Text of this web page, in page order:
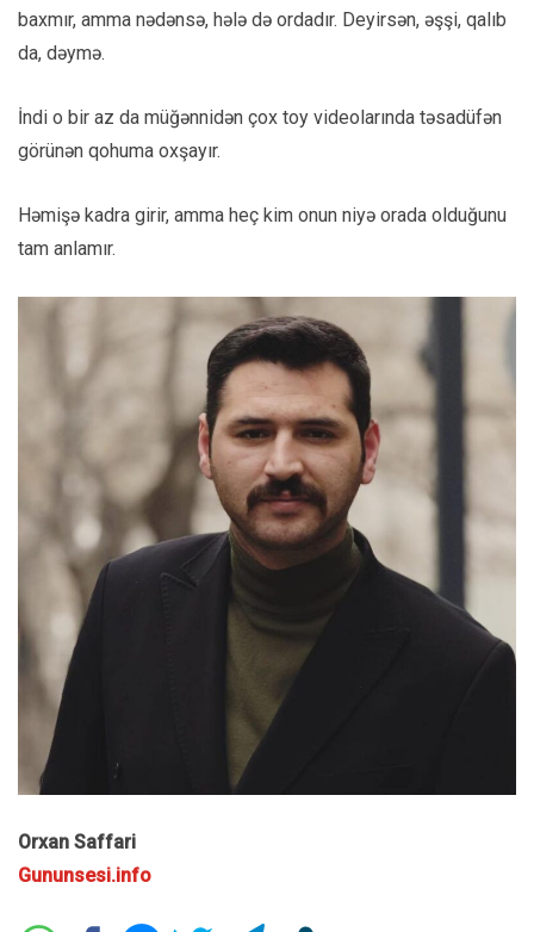
baxmır, amma nədənsə, hələ də ordadır. Deyirsən, əşşi, qalıb
da, dəymə.
İndi o bir az da müğənnidən çox toy videolarında təsadüfən
görünən qohuma oxşayır.
Həmişə kadra girir, amma heç kim onun niyə orada olduğunu
tam anlamır.
Orxan Saffari
Gununsesi.info